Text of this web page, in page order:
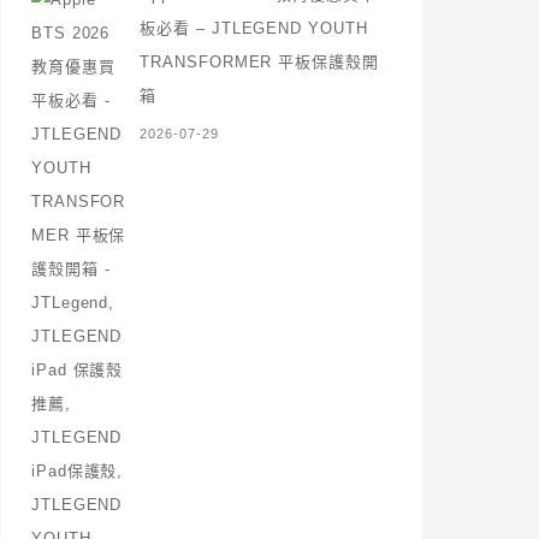
板必看 – JTLEGEND YOUTH
TRANSFORMER 平板保護殼開
箱
2026-07-29